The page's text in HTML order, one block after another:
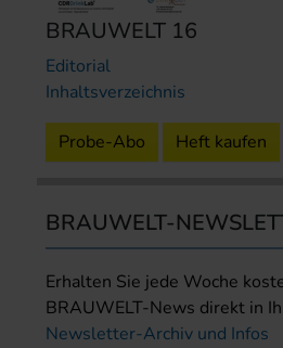
BRAUWELT 16
Editorial
Inhaltsverzeichnis
Probe-Abo Heft kaufen
BRAUWELT-
Erhalten Sie jede Woche
BRAUWELT-News direkt in
Newsletter-Archiv und Infos